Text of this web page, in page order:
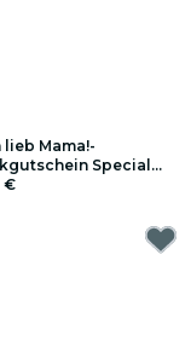
Mama!-
Special
€